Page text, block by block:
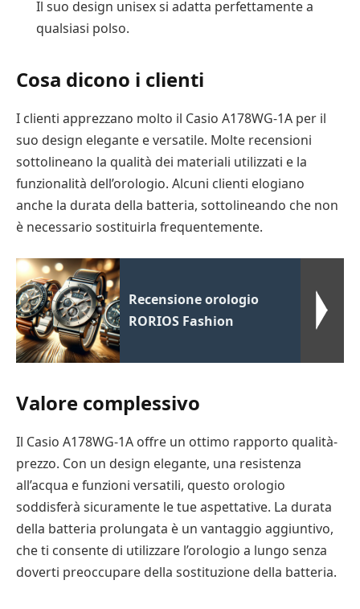
Il suo design unisex si adatta perfettamente a
qualsiasi polso.
Cosa dicono i clienti
I clienti apprezzano molto il Casio A178WG-1A per il
suo design elegante e versatile. Molte recensioni
sottolineano la qualità dei materiali utilizzati e la
funzionalità dell’orologio. Alcuni clienti elogiano
anche la durata della batteria, sottolineando che non
è necessario sostituirla frequentemente.
Recensione orologio
RORIOS Fashion
Valore complessivo
Il Casio A178WG-1A offre un ottimo rapporto qualità-
prezzo. Con un design elegante, una resistenza
all’acqua e funzioni versatili, questo orologio
soddisferà sicuramente le tue aspettative. La durata
della batteria prolungata è un vantaggio aggiuntivo,
che ti consente di utilizzare l’orologio a lungo senza
doverti preoccupare della sostituzione della batteria.